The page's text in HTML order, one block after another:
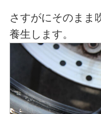
さすがにそのまま
養生します。